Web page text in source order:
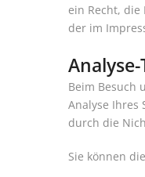
ein Recht,
der im
Beim Besuch
Analyse Ihres
durch die
Sie können